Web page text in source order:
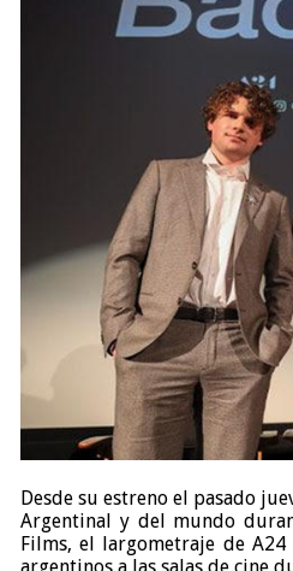
Desde su estreno el pasado
Argentinal y del mundo
Films, el largometraje de
argentinos a las salas de cine